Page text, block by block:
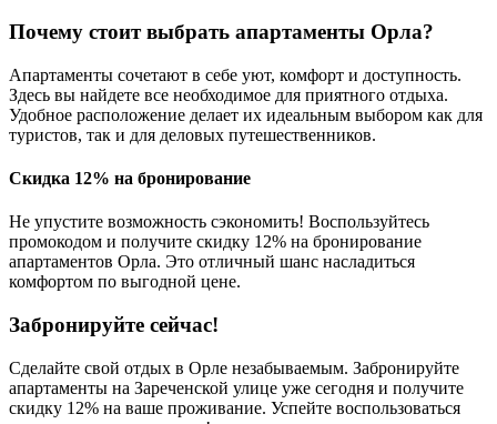
Почему стоит выбрать апартаменты Орла?
Апартаменты сочетают в себе уют, комфорт и доступность.
Здесь вы найдете все необходимое для приятного отдыха.
Удобное расположение делает их идеальным выбором как для
туристов, так и для деловых путешественников.
Скидка 12% на бронирование
Не упустите возможность сэкономить! Воспользуйтесь
промокодом и получите скидку 12% на бронирование
апартаментов Орла. Это отличный шанс насладиться
комфортом по выгодной цене.
Забронируйте сейчас!
Сделайте свой отдых в Орле незабываемым. Забронируйте
апартаменты на Зареченской улице уже сегодня и получите
скидку 12% на ваше проживание. Успейте воспользоваться